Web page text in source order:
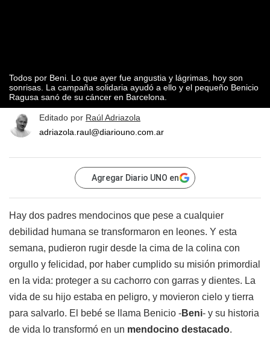
Todos por Beni. Lo que ayer fue angustia y lágrimas, hoy son
sonrisas. La campaña solidaria ayudó a ello y el pequeño Benicio
Ragusa sanó de su cáncer en Barcelona.
Editado por Raúl Adriazola
adriazola.raul@diariouno.com.ar
Agregar Diario UNO en
Hay dos padres mendocinos que pese a cualquier
debilidad humana se transformaron en leones. Y esta
semana, pudieron rugir desde la cima de la colina con
orgullo y felicidad, por haber cumplido su misión primordial
en la vida: proteger a su cachorro con garras y dientes. La
vida de su hijo estaba en peligro, y movieron cielo y tierra
para salvarlo. El bebé se llama Benicio -Beni- y su historia
de vida lo transformó en un mendocino destacado.